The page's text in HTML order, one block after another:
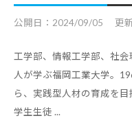
る
う
な
情
報
公開日： 2024/09/05 更新
工学部、情報工学部、社
人が学ぶ福岡工業大学。
ら、実践型人材の育成を目
学生生徒 ...